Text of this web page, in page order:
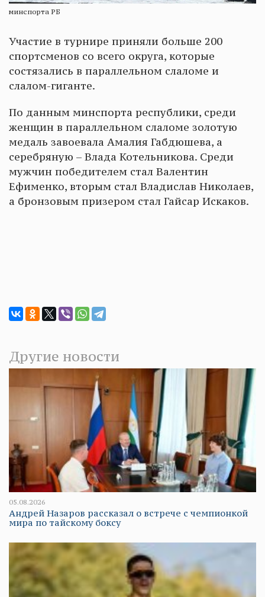
минспорта РБ
Участие в турнире приняли больше 200
спортсменов со всего округа, которые
состязались в параллельном слаломе и
слалом-гиганте.
По данным минспорта республики, среди
женщин в параллельном слаломе золотую
медаль завоевала Амалия Габдюшева, а
серебряную – Влада Котельникова. Среди
мужчин победителем стал Валентин
Ефименко, вторым стал Владислав Николаев,
а бронзовым призером стал Гайсар Искаков.
Другие новости
05.08.2026
Андрей Назаров рассказал о встрече с чемпионкой
мира по тайскому боксу